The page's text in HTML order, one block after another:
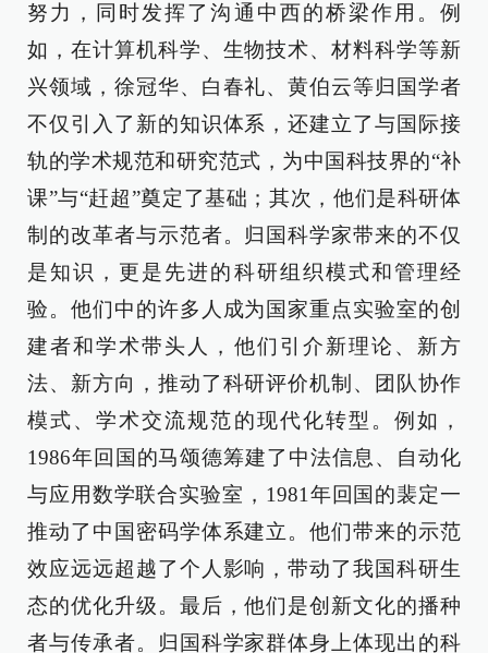
努力，同时发挥了沟通中西的桥梁作用。例
如，在计算机科学、生物技术、材料科学等新
兴领域，徐冠华、白春礼、黄伯云等归国学者
不仅引入了新的知识体系，还建立了与国际接
轨的学术规范和研究范式，为中国科技界的“补
课”与“赶超”奠定了基础；其次，他们是科研体
制的改革者与示范者。归国科学家带来的不仅
是知识，更是先进的科研组织模式和管理经
验。他们中的许多人成为国家重点实验室的创
建者和学术带头人，他们引介新理论、新方
法、新方向，推动了科研评价机制、团队协作
模式、学术交流规范的现代化转型。例如，
1986年回国的马颂德筹建了中法信息、自动化
与应用数学联合实验室，1981年回国的裴定一
推动了中国密码学体系建立。他们带来的示范
效应远远超越了个人影响，带动了我国科研生
态的优化升级。最后，他们是创新文化的播种
者与传承者。归国科学家群体身上体现出的科